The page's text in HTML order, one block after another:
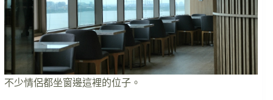
不少情侶都坐窗邊這裡的位子。